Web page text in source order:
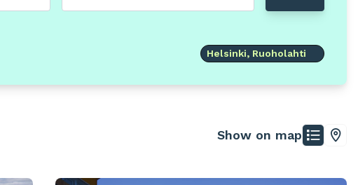
Helsinki, Ruoholahti
Show on map